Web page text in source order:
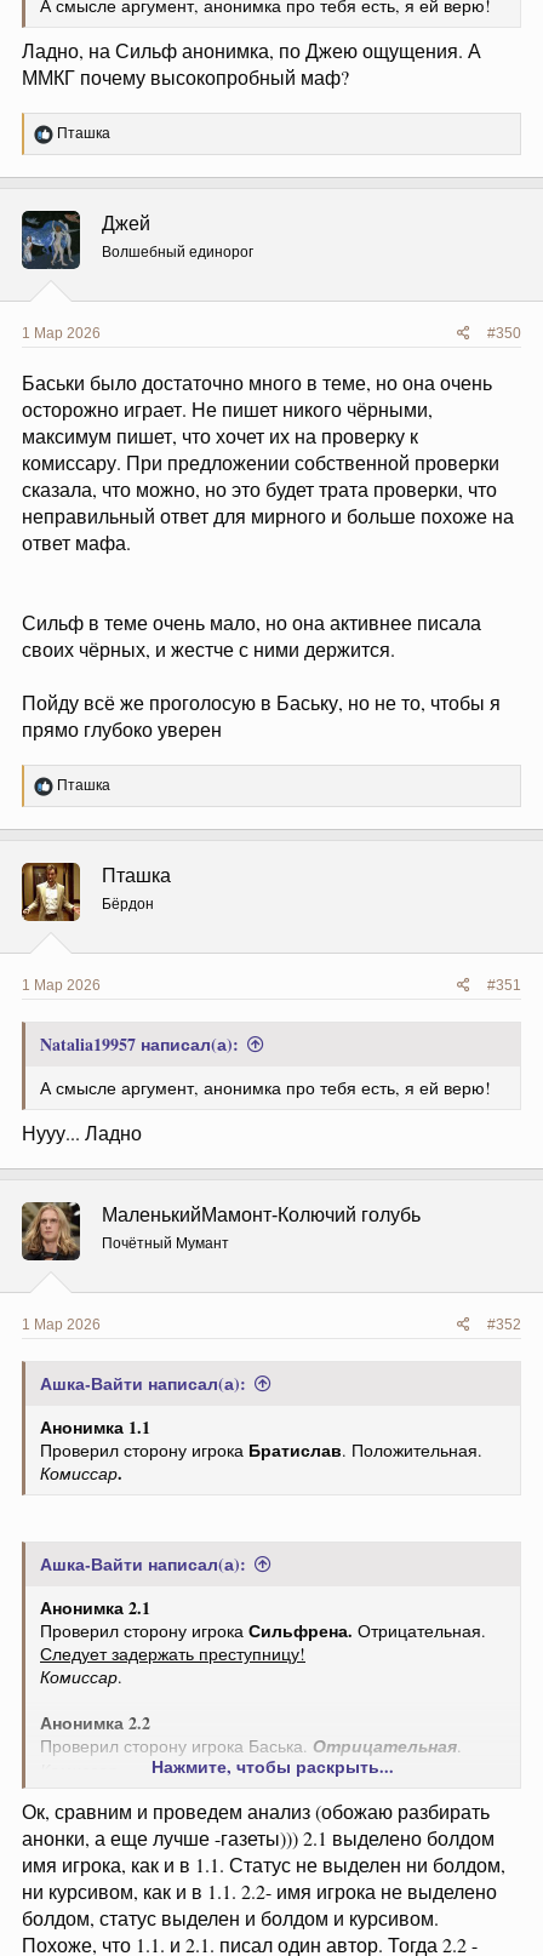
А смысле аргумент, анонимка про тебя есть, я ей верю!
Ладно, на Сильф анонимка, по Джею ощущения. А
ММКГ почему высокопробный маф?
Р
е
ц
и
и
:
Пташка
Джей
Волшебный единорог
1 Мар 2026 #350
Баськи было достаточно много в теме, но она очень
осторожно играет. Не пишет никого чёрными,
максимум пишет, что хочет их на проверку к
комиссару. При предложении собственной проверки
сказала, что можно, но это будет трата проверки, что
неправильный ответ для мирного и больше похоже на
ответ мафа.
Сильф в теме очень мало, но она активнее писала
своих чёрных, и жестче с ними держится.
Пойду всё же проголосую в Баську, но не то, чтобы я
прямо глубоко уверен
Р
е
ц
и
и
:
Пташка
Пташка
Бёрдон
1 Мар 2026 #351
Natalia19957 написал(а):
А смысле аргумент, анонимка про тебя есть, я ей верю!
Нууу... Ладно
МаленькийМамонт-Колючий голубь
Почётный Мумант
1 Мар 2026 #352
Ашка-Вайти написал(а):
Анонимка 1.1
Проверил сторону игрока Братислав. Положительная.
Комиссар.
Ашка-Вайти написал(а):
Анонимка 2.1
Проверил сторону игрока Сильфрена. Отрицательная.
Следует задержать преступницу!
Комиссар.
Анонимка 2.2
Проверил сторону игрока Баська. Отрицательная.
Нажмите, чтобы раскрыть...
Ок, сравним и проведем анализ (обожаю разбирать
анонки, а еще лучше -газеты))) 2.1 выделено болдом
имя игрока, как и в 1.1. Статус не выделен ни болдом,
ни курсивом, как и в 1.1. 2.2- имя игрока не выделено
болдом, статус выделен и болдом и курсивом.
Похоже, что 1.1. и 2.1. писал один автор. Тогда 2.2 -